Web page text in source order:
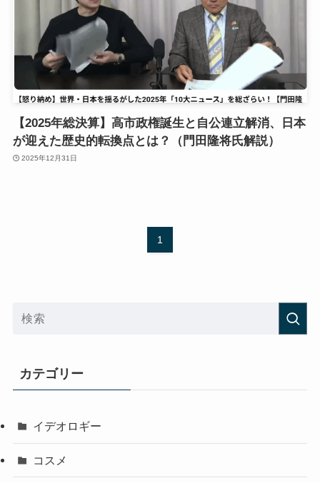
【2025年総決算】高市政権誕生と自公連立解消、日本
が迎えた歴史的転換点とは？（門田隆将氏解説）
2025年12月31日
1
カテゴリー
イデオロギー
コスメ